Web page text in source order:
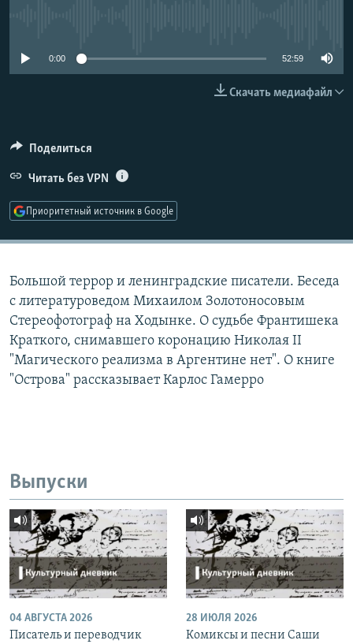
0:00 52:59
Скачать медиафайл
Поделиться
Читать без VPN
Приоритетный источник в Google
Большой террор и ленинградские писатели. Беседа
с литературоведом Михаилом Золотоносовым
Стереофотограф на Ходынке. О судьбе Франтишека
Краткого, снимавшего коронацию Николая II
"Магического реализма в Аргентине нет". О книге
"Острова" рассказывает Карлос Гамерро
Выпуски
04 АВГУСТА 2026
Писатель и переводчик
28 ИЮЛЯ 2026
Комиксы и песни Саши